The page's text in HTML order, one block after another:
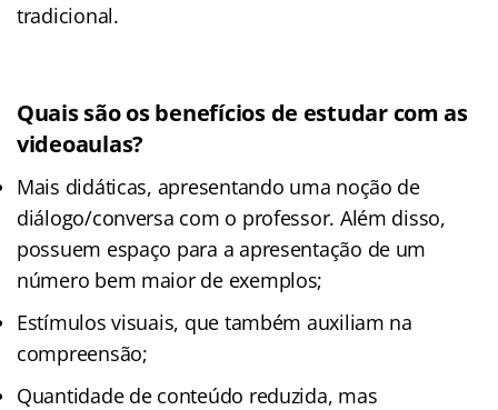
tradicional.
Quais são os benefícios de estudar com as
videoaulas?
Mais didáticas, apresentando uma noção de
diálogo/conversa com o professor. Além disso,
possuem espaço para a apresentação de um
número bem maior de exemplos;
Estímulos visuais, que também auxiliam na
compreensão;
Quantidade de conteúdo reduzida, mas